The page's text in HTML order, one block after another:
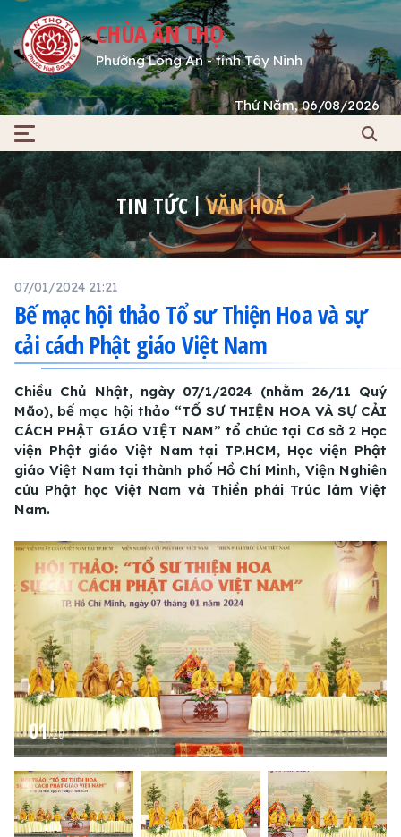
CHÙA ÂN THỌ
Phường Long An - tỉnh Tây Ninh
Thứ Năm, 06/08/2026
TIN TỨC VĂN HOÁ
07/01/2024 21:21
Bế mạc hội thảo Tổ sư Thiện Hoa và sự
cải cách Phật giáo Việt Nam
Chiều Chủ Nhật, ngày 07/1/2024 (nhằm 26/11 Quý
Mão), bế mạc hội thảo “TỔ SƯ THIỆN HOA VÀ SỰ CẢI
CÁCH PHẬT GIÁO VIỆT NAM” tổ chức tại Cơ sở 2 Học
viện Phật giáo Việt Nam tại TP.HCM, Học viện Phật
giáo Việt Nam tại thành phố Hồ Chí Minh, Viện Nghiên
cứu Phật học Việt Nam và Thiền phái Trúc lâm Việt
Nam.
01/20